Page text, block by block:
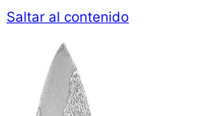
Saltar al contenido